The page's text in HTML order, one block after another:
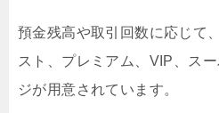
預金残高や取引回数に応じて
スト、プレミアム、VIP、ス
ジが用意されています。